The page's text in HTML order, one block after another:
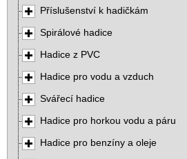
Příslušenství k hadičkám
Spirálové hadice
Hadice z PVC
Hadice pro vodu a vzduch
Svářecí hadice
Hadice pro horkou vodu a páru
Hadice pro benzíny a oleje